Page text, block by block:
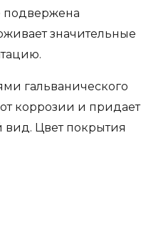
подвержена
значительные
гальванического
коррозии и придает
Цвет покрытия